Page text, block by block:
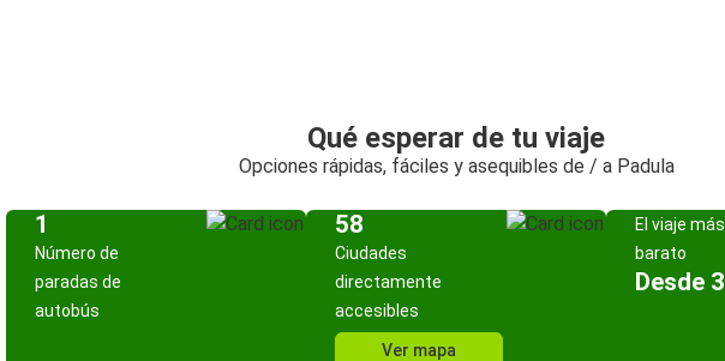
Qué esperar de tu viaje
Opciones rápidas, fáciles y asequibles de / a Padula
1
Número de
paradas de
autobús
58
Ciudades
directamente
accesibles
Ver mapa
El viaje más
barato
Desde